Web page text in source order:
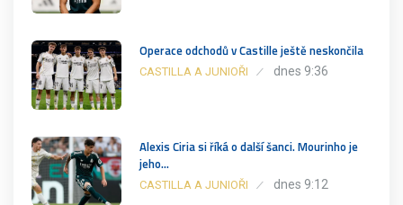
Operace odchodů v Castille ještě neskončila
CASTILLA A JUNIOŘI dnes 9:36
Alexis Ciria si říká o další šanci. Mourinho je
jeho…
CASTILLA A JUNIOŘI dnes 9:12